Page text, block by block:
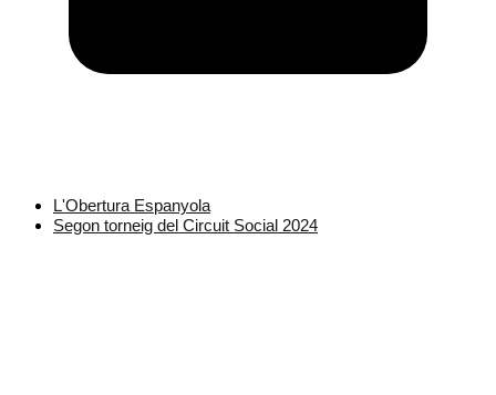
L'Obertura Espanyola
Segon torneig del Circuit Social 2024